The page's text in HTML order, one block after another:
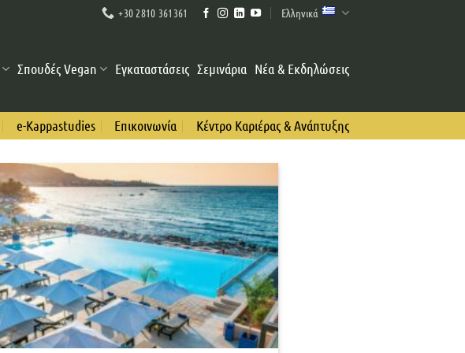
+30 2810 361361 Ελληνικά
Σπουδές Vegan Εγκαταστάσεις Σεμινάρια Νέα & Εκδηλώσεις
e-Kappastudies Επικοινωνία Κέντρο Καριέρας & Ανάπτυξης